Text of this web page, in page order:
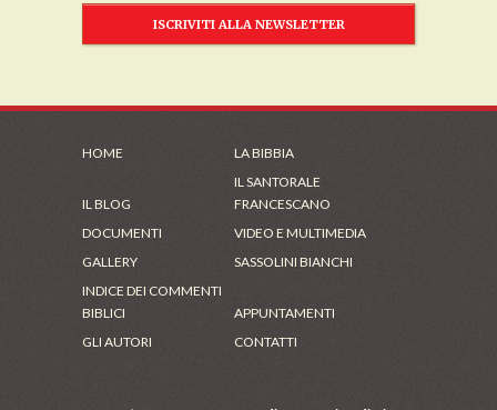
ISCRIVITI ALLA NEWSLETTER
HOME LA BIBBIA
IL BLOG
IL SANTORALE
FRANCESCANO
DOCUMENTI
VIDEO E MULTIMEDIA
GALLERY
SASSOLINI BIANCHI
INDICE DEI COMMENTI
BIBLICI
APPUNTAMENTI
GLI AUTORI
CONTATTI